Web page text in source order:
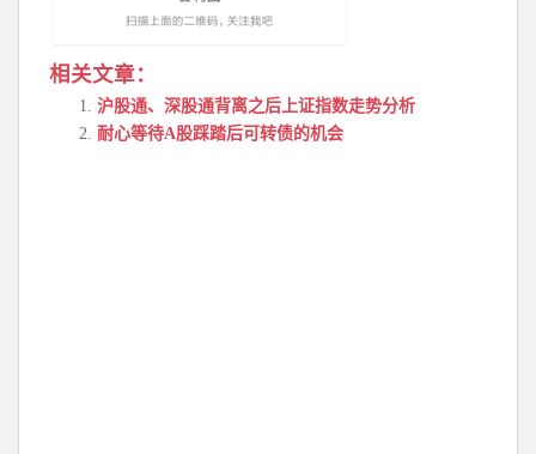
相关文章：
沪股通、深股通背离之后上证指数走势分析
耐心等待A股踩踏后可转债的机会